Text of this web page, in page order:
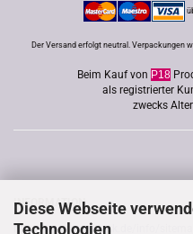
Diese Webseite
Technologien
Der Versand erfolgt neutral. Verpackungen
Beim Kauf von P18
als registrierter
zwecks
INFORMATION
http://www.good-lack.de/info/